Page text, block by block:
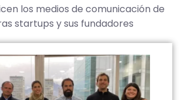
los medios de comunicación de
startups y sus fundadores